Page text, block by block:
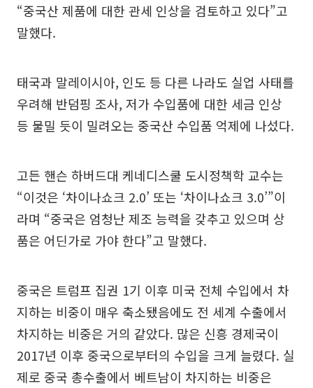
“중국산 제품에 대한 관세 인상을 검토하고 있다”고
말했다.
태국과 말레이시아, 인도 등 다른 나라도 실업 사태를
우려해 반덤핑 조사, 저가 수입품에 대한 세금 인상
등 물밀 듯이 밀려오는 중국산 수입품 억제에 나섰다.
고든 핸슨 하버드대 케네디스쿨 도시정책학 교수는
“이것은 ‘차이나쇼크 2.0’ 또는 ‘차이나쇼크 3.0’”이
라며 “중국은 엄청난 제조 능력을 갖추고 있으며 상
품은 어딘가로 가야 한다”고 말했다.
중국은 트럼프 집권 1기 이후 미국 전체 수입에서 차
지하는 비중이 매우 축소됐음에도 전 세계 수출에서
차지하는 비중은 거의 같았다. 많은 신흥 경제국이
2017년 이후 중국으로부터의 수입을 크게 늘렸다. 실
제로 중국 총수출에서 베트남이 차지하는 비중은